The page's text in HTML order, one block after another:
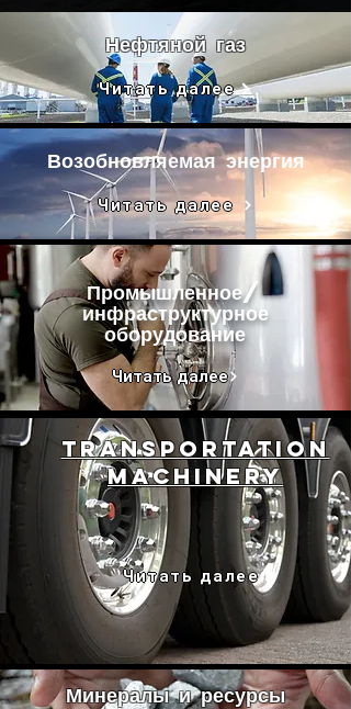
Нефтяной газ
Читать далее
Возобновляемая энергия
Читать далее
Промышленное/
инфраструктурное
оборудование
Читать далее
Transportation
MACHINERY
Читать далее
Минералы и ресурсы